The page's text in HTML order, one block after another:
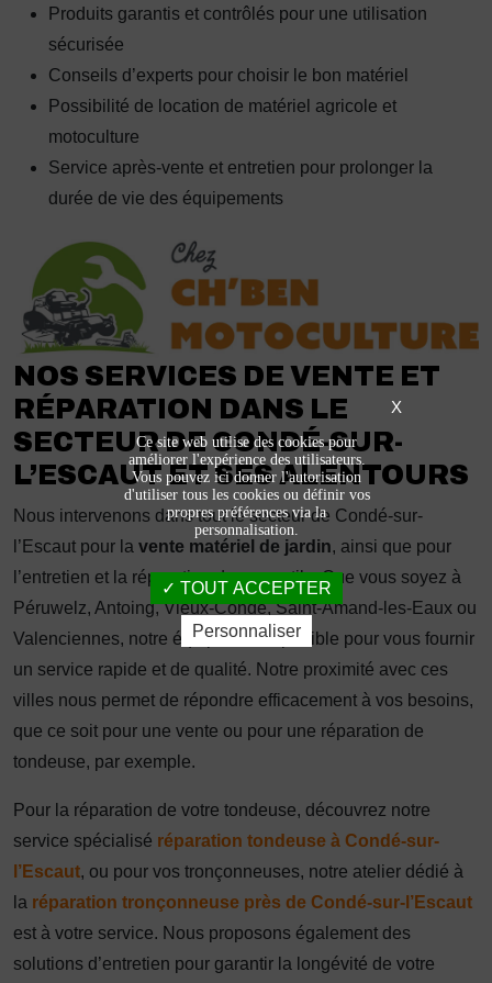
Produits garantis et contrôlés pour une utilisation
sécurisée
Conseils d’experts pour choisir le bon matériel
Possibilité de location de matériel agricole et
motoculture
Service après-vente et entretien pour prolonger la
durée de vie des équipements
NOS SERVICES DE VENTE ET
RÉPARATION DANS LE
SECTEUR DE CONDÉ-SUR-
L’ESCAUT ET SES ALENTOURS
Nous intervenons dans tout le secteur de Condé-sur-
l’Escaut pour la vente matériel de jardin, ainsi que pour
l’entretien et la réparation de vos outils. Que vous soyez à
Péruwelz, Antoing, Vieux-Condé, Saint-Amand-les-Eaux ou
Valenciennes, notre équipe est disponible pour vous fournir
un service rapide et de qualité. Notre proximité avec ces
villes nous permet de répondre efficacement à vos besoins,
que ce soit pour une vente ou pour une réparation de
tondeuse, par exemple.
Pour la réparation de votre tondeuse, découvrez notre
service spécialisé réparation tondeuse à Condé-sur-
l’Escaut, ou pour vos tronçonneuses, notre atelier dédié à
la réparation tronçonneuse près de Condé-sur-l’Escaut
est à votre service. Nous proposons également des
solutions d’entretien pour garantir la longévité de votre
X
Ce site web utilise des cookies pour
améliorer l'expérience des utilisateurs.
Vous pouvez ici donner l'autorisation
d'utiliser tous les cookies ou définir vos
propres préférences via la
personnalisation.
TOUT ACCEPTER
Personnaliser